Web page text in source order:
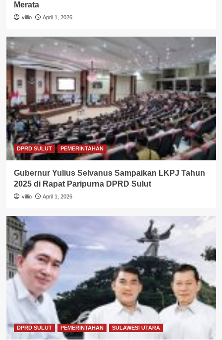
Merata
villio April 1, 2026
DPRD SULUT PEMERINTAHAN
Gubernur Yulius Selvanus Sampaikan LKPJ Tahun
2025 di Rapat Paripurna DPRD Sulut
villio April 1, 2026
DPRD SULUT PEMERINTAHAN SULAWESI UTARA